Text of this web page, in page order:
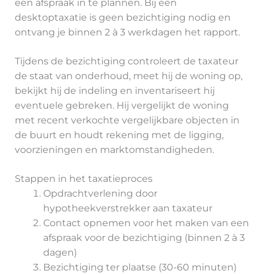
een afspraak in te plannen. Bij een
desktoptaxatie is geen bezichtiging nodig en
ontvang je binnen 2 à 3 werkdagen het rapport.
Tijdens de bezichtiging controleert de taxateur
de staat van onderhoud, meet hij de woning op,
bekijkt hij de indeling en inventariseert hij
eventuele gebreken. Hij vergelijkt de woning
met recent verkochte vergelijkbare objecten in
de buurt en houdt rekening met de ligging,
voorzieningen en marktomstandigheden.
Stappen in het taxatieproces
Opdrachtverlening door
hypotheekverstrekker aan taxateur
Contact opnemen voor het maken van een
afspraak voor de bezichtiging (binnen 2 à 3
dagen)
Bezichtiging ter plaatse (30-60 minuten)